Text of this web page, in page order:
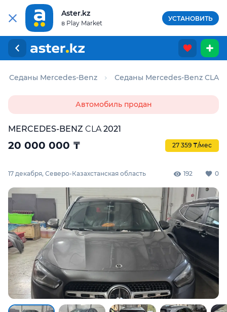
Aster.kz
в Play Market
УСТАНОВИТЬ
Седаны Mercedes-Benz Седаны Mercedes-Benz CLA
Автомобиль продан
MERCEDES-BENZ CLA2021
20 000 000 ₸ 27 359 ₸/мес
17 декабря, Северо-Казахстанская область 192 0